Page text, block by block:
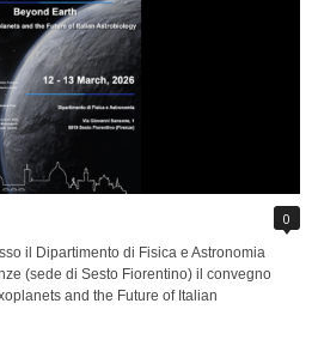
0
il Dipartimento di Fisica e Astronomia
(sede di Sesto Fiorentino) il convegno
and the Future of Italian